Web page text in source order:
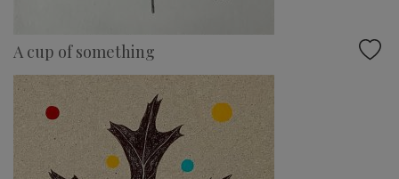
A cup of something